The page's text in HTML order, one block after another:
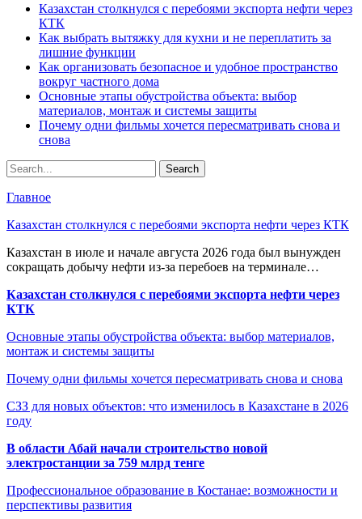
Казахстан столкнулся с перебоями экспорта нефти через
КТК
Как выбрать вытяжку для кухни и не переплатить за
лишние функции
Как организовать безопасное и удобное пространство
вокруг частного дома
Основные этапы обустройства объекта: выбор
материалов, монтаж и системы защиты
Почему одни фильмы хочется пересматривать снова и
снова
Главное
Казахстан столкнулся с перебоями экспорта нефти через КТК
Казахстан в июле и начале августа 2026 года был вынужден
сокращать добычу нефти из-за перебоев на терминале…
Казахстан столкнулся с перебоями экспорта нефти через
КТК
Основные этапы обустройства объекта: выбор материалов,
монтаж и системы защиты
Почему одни фильмы хочется пересматривать снова и снова
СЗЗ для новых объектов: что изменилось в Казахстане в 2026
году
В области Абай начали строительство новой
электростанции за 759 млрд тенге
Профессиональное образование в Костанае: возможности и
перспективы развития